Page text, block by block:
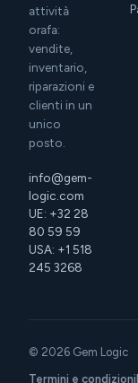
attività
orafa:
vendite,
inventario,
riparazioni e
clienti in un
unico
posto.
info@gem-
logic.com
UE: +32 28
80 59 59
USA: +1 518
245 3268
© 2026 Gem Logic
Termini e condizioni